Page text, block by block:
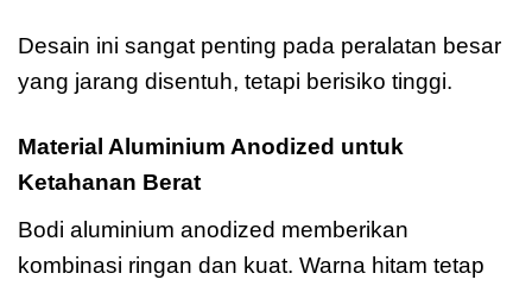
Desain ini sangat penting pada peralatan besar
yang jarang disentuh, tetapi berisiko tinggi.
Material Aluminium Anodized untuk
Ketahanan Berat
Bodi aluminium anodized memberikan
kombinasi ringan dan kuat. Warna hitam tetap